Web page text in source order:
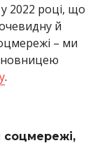
2022 році, що
й
– ми
.
соцмережі,